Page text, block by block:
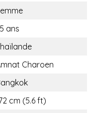
ans
Charoen
cm (5.6 ft)